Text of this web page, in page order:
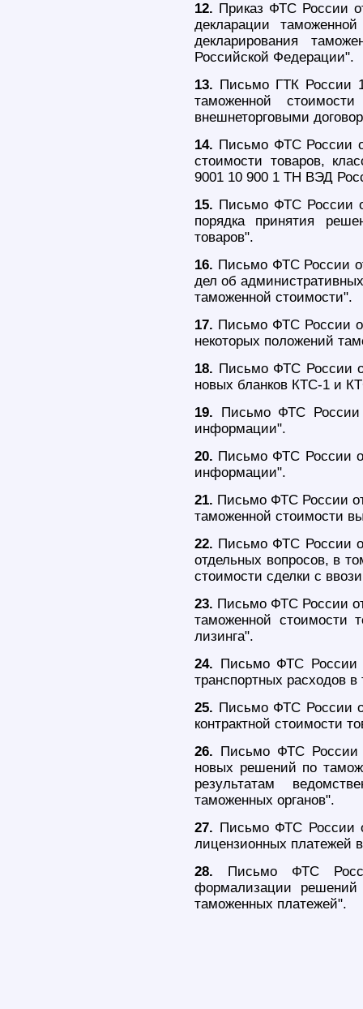
12. Приказ ФТС России
декларации
декларирования
Российской Федерации".
13. Письмо ГТК России
таможенной
внешнеторговыми
14. Письмо ФТС России
стоимости товаров,
9001 10 900 1 ТН ВЭД
15. Письмо ФТС России
порядка принятия
товаров".
16. Письмо ФТС России
дел об
таможенной стоимости".
17. Письмо ФТС России
некоторых положений
18. Письмо ФТС России
новых бланков КТС-1 и
19. Письмо ФТС
информации".
20. Письмо ФТС России
информации".
21. Письмо ФТС России
таможенной стоимости
22. Письмо ФТС России
отдельных вопросов, в
стоимости сделки с
23. Письмо ФТС России
таможенной стоимости
лизинга".
24. Письмо ФТС России
транспортных расходов
25. Письмо ФТС России
контрактной стоимости
26. Письмо ФТС России
новых решений по
результатам
таможенных органов".
27. Письмо ФТС России
лицензионных платежей
28. Письмо ФТС
формализации
таможенных платежей".